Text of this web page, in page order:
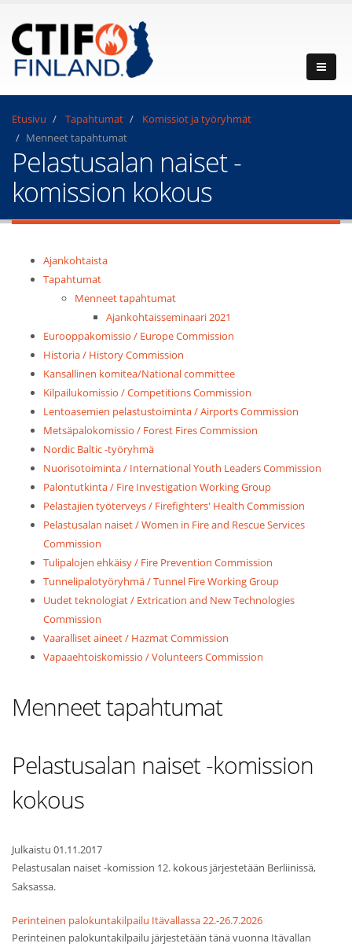
Etusivu Tapahtumat
Komissiot ja työryhmät
Menneet tapahtumat
Pelastusalan naiset -
komission kokous
Ajankohtaista
Tapahtumat
Menneet tapahtumat
Ajankohtaisseminaari 2021
Eurooppakomissio / Europe Commission
Historia / History Commission
Kansallinen komitea/National committee
Kilpailukomissio / Competitions Commission
Lentoasemien pelastustoiminta / Airports Commission
Metsäpalokomissio / Forest Fires Commission
Nordic Baltic -työryhmä
Nuorisotoiminta / International Youth Leaders Commission
Palontutkinta / Fire Investigation Working Group
Pelastajien työterveys / Firefighters' Health Commission
Pelastusalan naiset / Women in Fire and Rescue Services
Commission
Tulipalojen ehkäisy / Fire Prevention Commission
Tunnelipalotyöryhmä / Tunnel Fire Working Group
Uudet teknologiat / Extrication and New Technologies
Commission
Vaaralliset aineet / Hazmat Commission
Vapaaehtoiskomissio / Volunteers Commission
Menneet tapahtumat
Pelastusalan naiset -komission
kokous
Julkaistu 01.11.2017
Pelastusalan naiset -komission 12. kokous järjestetään Berliinissä,
Saksassa.
Perinteinen palokuntakilpailu Itävallassa 22.-26.7.2026
Perinteinen palokuntakilpailu järjestetään tänä vuonna Itävallan